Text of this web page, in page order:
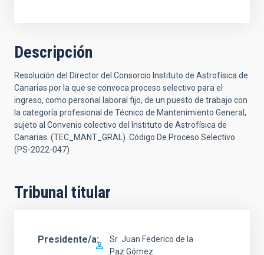
Descripción
Resolución del Director del Consorcio Instituto de Astrofísica de
Canarias por la que se convoca proceso selectivo para el
ingreso, como personal laboral fijo, de un puesto de trabajo con
la categoría profesional de Técnico de Mantenimiento General,
sujeto al Convenio colectivo del Instituto de Astrofísica de
Canarias. (TEC_MANT_GRAL). Código De Proceso Selectivo
(PS-2022-047)
Tribunal titular
Presidente/a Sr. Juan Federico de la
Paz Gómez